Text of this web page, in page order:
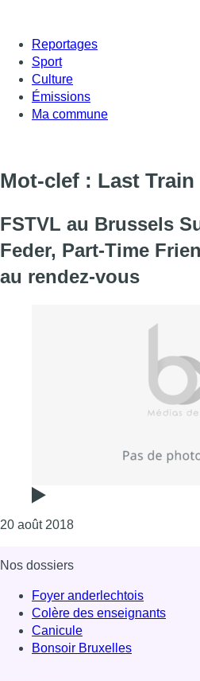
Reportages
Sport
Culture
Émissions
Ma commune
Mot-clef : Last Train
FSTVL au Brussels
Feder, Part-Time
au rendez-vous
20 août 2018Consulter l'article
Nos dossiers
Foyer anderlechtois
Colère des enseignants
Canicule
Bonsoir Bruxelles